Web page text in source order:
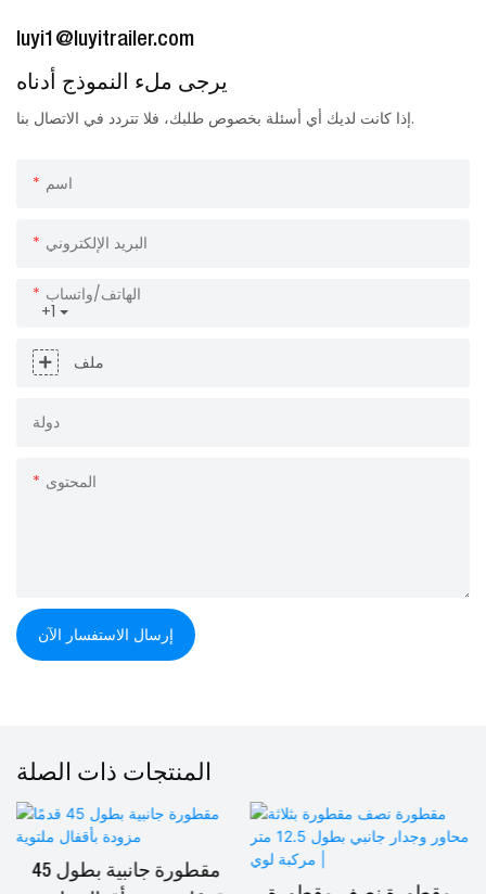
luyi1@luyitrailer.com
يرجى ملء النموذج أدناه
إذا كانت لديك أي أسئلة بخصوص طلبك، فلا تتردد في الاتصال بنا.
اسم
البريد الإلكتروني
+1
الهاتف/واتساب
ملف
دولة
المحتوى
إرسال الاستفسار الآن
المنتجات ذات الصلة
مقطورة جانبية بطول 45